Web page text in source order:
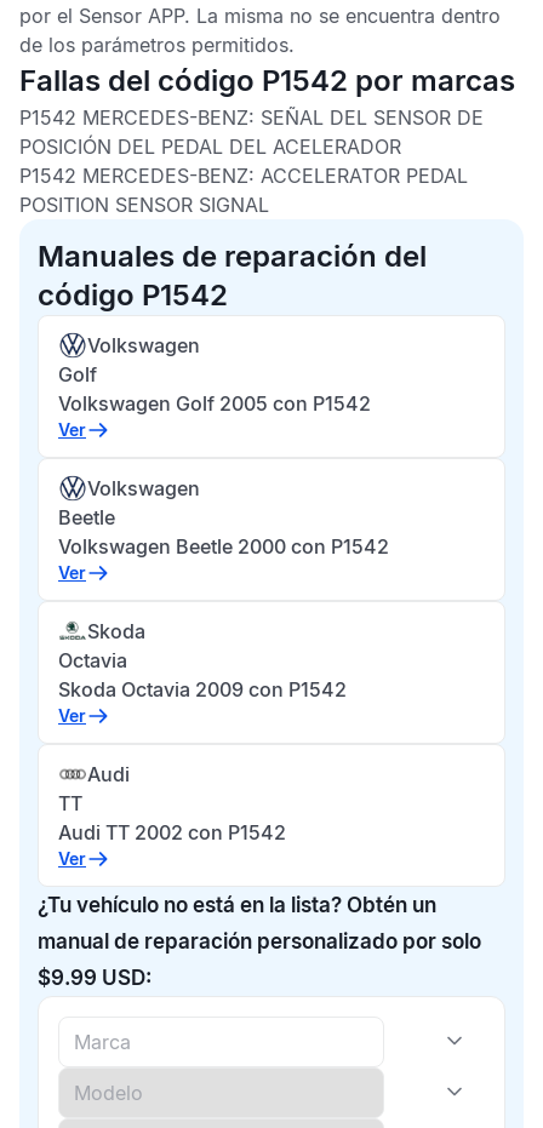
por el Sensor APP. La misma no se encuentra dentro
de los parámetros permitidos.
Fallas del código P1542 por marcas
P1542 MERCEDES-BENZ: SEÑAL DEL SENSOR DE
POSICIÓN DEL PEDAL DEL ACELERADOR
P1542 MERCEDES-BENZ: ACCELERATOR PEDAL
POSITION SENSOR SIGNAL
Manuales de reparación del
código P1542
Volkswagen
Golf
Volkswagen Golf 2005 con P1542
Ver
Volkswagen
Beetle
Volkswagen Beetle 2000 con P1542
Ver
Skoda
Octavia
Skoda Octavia 2009 con P1542
Ver
Audi
TT
Audi TT 2002 con P1542
Ver
¿Tu vehículo no está en la lista? Obtén un
manual de reparación personalizado por solo
$9.99 USD: